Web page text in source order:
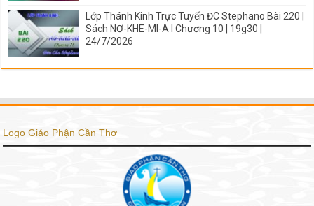
Lớp Thánh Kinh Trực Tuyến ĐC Stephano Bài 220 |
Sách NƠ-KHE-MI-A I Chương 10 | 19g30 |
24/7/2026
Logo Giáo Phận Cần Thơ